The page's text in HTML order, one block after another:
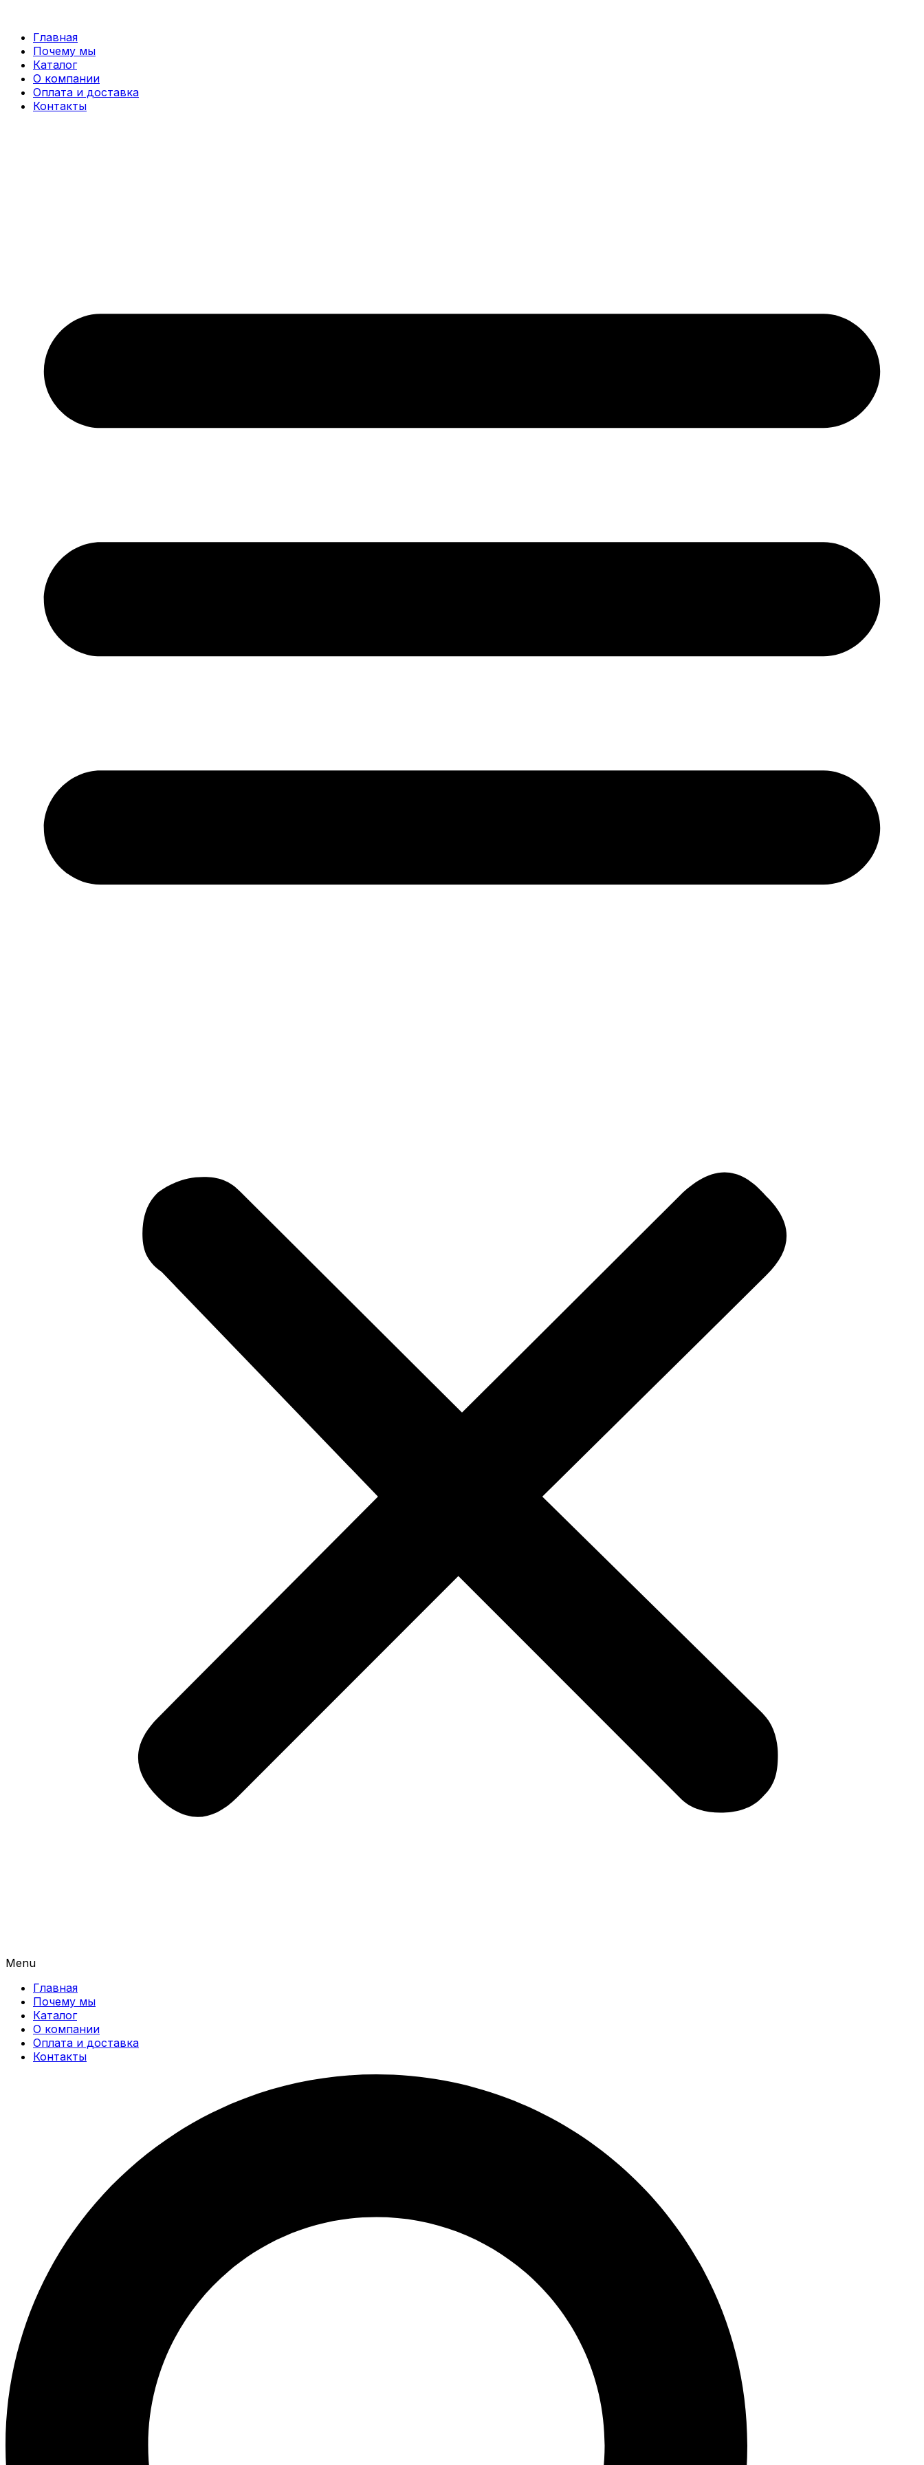
содержимому
Главная
Почему мы
Каталог
О компании
Оплата и доставка
Контакты
Menu
Главная
Почему мы
Каталог
О компании
Оплата и доставка
Контакты